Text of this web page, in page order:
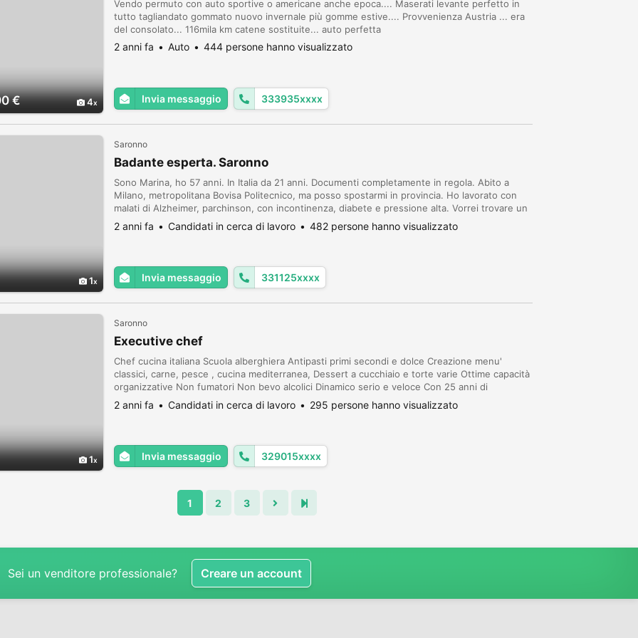
€ 4
Vendo permuto con auto sportive o americane anche epoca.... Maserati levante perfetto in
tutto tagliandato gommato nuovo invernale più gomme estive.... Provvenienza Austria ... era
del consolato... 116mila km catene sostituite... auto perfetta
2 anni fa Auto 444 persone hanno visualizzato
Invia messaggio 333935xxxx
1
Saronno
Badante esperta. Saronno
Sono Marina, ho 57 anni. In Italia da 21 anni. Documenti completamente in regola. Abito a
Milano, metropolitana Bovisa Politecnico, ma posso spostarmi in provincia. Ho lavorato con
malati di Alzheimer, parchinson, con incontinenza, diabete e pressione alta. Vorrei trovare un
lavoro con un nonno/nonna da soli in casa che ancora in grado di camminare. Stipendi...
2 anni fa Candidati in cerca di lavoro 482 persone hanno visualizzato
Invia messaggio 331125xxxx
1
Saronno
Executive chef
Chef cucina italiana Scuola alberghiera Antipasti primi secondi e dolce Creazione menu'
classici, carne, pesce , cucina mediterranea, Dessert a cucchiaio e torte varie Ottime capacità
organizzative Non fumatori Non bevo alcolici Dinamico serio e veloce Con 25 anni di
esperienza Cerco lavoro in un albergo con vitto e alloggio mando CV tramite Disponibili da g...
2 anni fa Candidati in cerca di lavoro 295 persone hanno visualizzato
Invia messaggio 329015xxxx
1 2 3
Sei un venditore professionale? Creare un account